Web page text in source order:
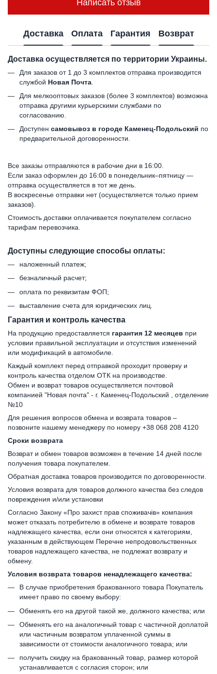
Написать отзыв
Доставка Оплата Гарантия Возврат
Доставка осуществляется по территории Украины.
Для заказов от 1 до 3 комплектов отправка производится
службой Новая Почта
Для мелкооптовых заказов (более 3 комплектов) возможна
отправка другими курьерскими службами по
согласованию.
Доступен самовывоз в городе Каменец-Подольский по
предварительной договоренности.
Все заказы отправляются в рабочие дни в 16:00.
Если заказ оформлен до 16:00 в понедельник–пятницу —
отправка осуществляется в тот же день.
В воскресенье отправки нет (осуществляется только прием
заказов).
Стоимость доставки оплачивается покупателем согласно
тарифам перевозчика.
Доступны следующие способы оплаты:
наложенный платеж;
безналичный расчет;
оплата по реквизитам ФОП;
выставление счета для юридических лиц.
Гарантия и контроль качества
На продукцию предоставляется гарантия 12 месяцев при
условии правильной эксплуатации и отсутствия изменений
или модификаций в автомобиле.
Каждый комплект перед отправкой проходит проверку и
контроль качества отделом ОТК на производстве.
Обмен и возврат товаров осуществляется почтовой
компанией "Новая почта" - г. Каменец-Подольский , отделение
№10
Для решения вопросов обмена и возврата товаров –
позвоните нашему менеджеру по номеру +38 068 208 4120
Сроки возврата
Возврат и обмен товаров возможен в течение 14 дней после
получения товара покупателем.
Обратная доставка товаров производится по договоренности.
Условия возврата для товаров должного качества без следов
повреждения и/или установки
Согласно Закону «Про захист прав споживачів» компания
может отказать потребителю в обмене и возврате товаров
надлежащего качества, если они относятся к категориям,
указанным в действующем Перечне непродовольственных
товаров надлежащего качества, не подлежат возврату и
обмену.
Условия возврата товаров ненадлежащего качества:
В случае приобретения бракованного товара Покупатель
имеет право по своему выбору:
Обменять его на другой такой же, должного качества; или
Обменять его на аналогичный товар с частичной доплатой
или частичным возвратом уплаченной суммы в
зависимости от стоимости аналогичного товара; или
получить скидку на бракованный товар, размер которой
устанавливается с согласия сторон; или